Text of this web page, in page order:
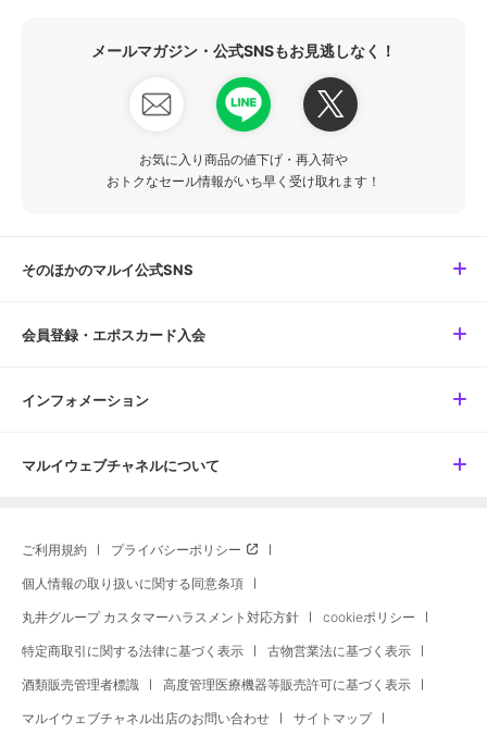
メールマガジン・公式SNSもお見逃しなく！
お気に入り商品の値下げ・再入荷や
おトクなセール情報がいち早く受け取れます！
そのほかのマルイ公式SNS
会員登録・エポスカード入会
インフォメーション
マルイウェブチャネルについて
ご利用規約 プライバシーポリシー
個人情報の取り扱いに関する同意条項
丸井グループ カスタマーハラスメント対応方針 cookieポリシー
特定商取引に関する法律に基づく表示 古物営業法に基づく表示
酒類販売管理者標識 高度管理医療機器等販売許可に基づく表示
マルイウェブチャネル出店のお問い合わせ サイトマップ